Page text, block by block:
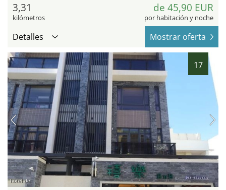
3,31
kilómetros
de 45,90 EUR
por habitación y noche
Detalles Mostrar oferta
17
hotel.de